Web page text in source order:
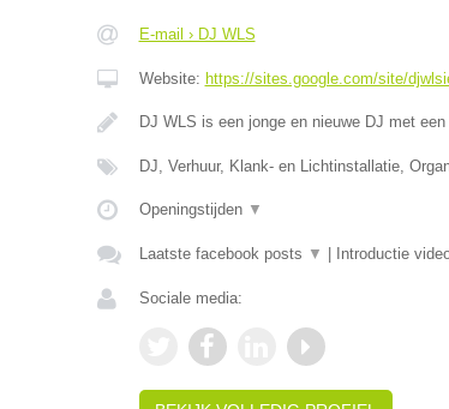
E-mail › DJ WLS
Website: https://sites.google.com/site/
DJ WLS is een jonge en nieuwe DJ met
DJ, Verhuur, Klank- en Lichtinstallatie,
Openingstijden ▼
Laatste facebook posts ▼ Introductie
Sociale media: